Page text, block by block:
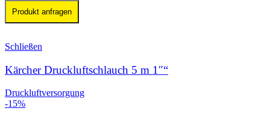
Produkt anfragen
Schließen
Kärcher Druckluftschlauch 5 m 1″“
Druckluftversorgung
-15%